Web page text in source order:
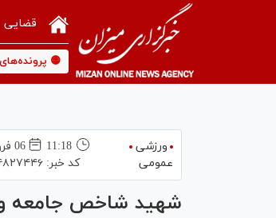
قضایی
🟡
ورزشی
عمومی
11:18
06 فروردين 1404
کد خبر:
شهید شاخص جامعه ورزش و